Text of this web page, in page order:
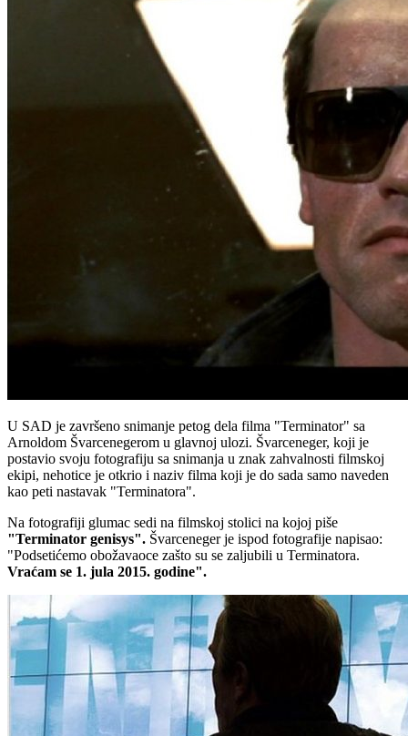
U SAD je završeno snimanje petog dela filma "Terminator" sa
Arnoldom Švarcenegerom u glavnoj ulozi. Švarceneger, koji je
postavio svoju fotografiju sa snimanja u znak zahvalnosti filmskoj
ekipi, nehotice je otkrio i naziv filma koji je do sada samo naveden
kao peti nastavak "Terminatora".
Na fotografiji glumac sedi na filmskoj stolici na kojoj piše
"Terminator genisys". Švarceneger je ispod fotografije napisao:
"Podsetićemo obožavaoce zašto su se zaljubili u Terminatora.
Vraćam se 1. jula 2015. godine".